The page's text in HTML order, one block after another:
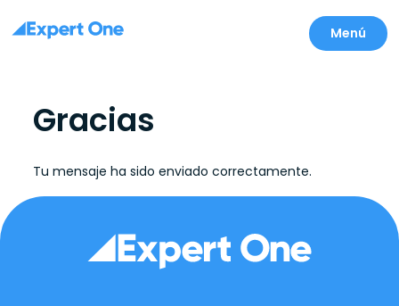
Menú
Gracias
Tu mensaje ha sido enviado correctamente.